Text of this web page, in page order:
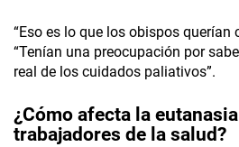
“Eso es lo que los obispos querían
“Tenían una preocupación por
real de los cuidados paliativos”.
¿Cómo afecta la
trabajadores de la salud?